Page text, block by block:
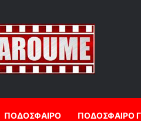
ΠΟΔΟΣΦΑΙΡΟ ΠΟΔΟΣΦΑΙΡΟ